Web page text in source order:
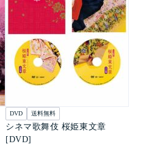
DVD 送料無料
シネマ歌舞伎 桜姫東文章
[DVD]